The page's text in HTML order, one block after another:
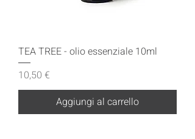
TEA TREE - olio essenziale 10ml
Prezzo
10,50 €
Aggiungi al carrello